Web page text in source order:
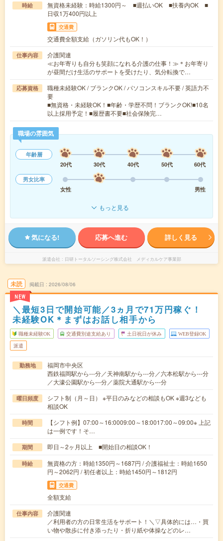
時給
無資格未経験：時給1300円～ ■週払いOK ■扶養内OK ■
日収1万400円以上
交通費
交通費全額支給（ガソリン代もOK！）
仕事内容
介護関連
≪お年寄りも自分も笑顔になれる介護の仕事！≫＊お年寄り
が昼間だけ生活のサポートを受けたり、気分転換で…
応募資格
職種未経験OK / ブランクOK / パソコンスキル不要 / 英語力不
要
■無資格・未経験OK！■年齢・学歴不問！ブランクOK!■10名
以上採用予定！■履歴書不要■社会保険完…
職場の雰囲気
年齢層
20代
30代 40代 50代
60代
男女比率
女性
男性
もっと見る
気になる! 応募へ進む 詳しく見る
派遣会社 日研トータルソーシング株式会社 メディカルケア事業部
未読
NEW
掲載日 2026/08/06
＼最短3日で開始可能／3ヵ月で71万円稼ぐ！
未経験OK＊まずはお話し相手から
職種未経験OK 交通費別途支給あり 土日祝日が休み WEB登録OK
派遣
勤務地
福岡市中央区
西鉄福岡駅から---分／天神南駅から---分／六本松駅から---分
／大濠公園駅から---分／薬院大通駅から---分
曜日頻度
シフト制（月～日） ※平日のみなどの相談もOK ※週3なども
相談OK
時間
【シフト例】07:00～16:0009:00～18:0017:00～09:00※ 上記
は一例です！そ…
期間 即日～2ヶ月以上 ■開始日の相談OK！
時給
無資格の方：時給1350円～1687円 / 介護福祉士：時給1650
円～2062円 / 初任者以上：時給1450円～1812円
交通費
全額支給
仕事内容
介護関連
／利用者の方の日常生活をサポート！＼▽具体的には…・買
い物や散歩に付き添ったり・折り紙や体操などのレ…